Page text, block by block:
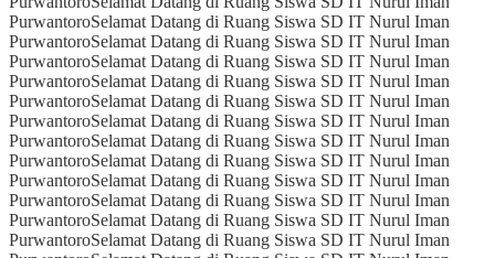
PurwantoroSelamat Datang di Ruang Siswa SD IT Nurul Iman
PurwantoroSelamat Datang di Ruang Siswa SD IT Nurul Iman
PurwantoroSelamat Datang di Ruang Siswa SD IT Nurul Iman
PurwantoroSelamat Datang di Ruang Siswa SD IT Nurul Iman
PurwantoroSelamat Datang di Ruang Siswa SD IT Nurul Iman
PurwantoroSelamat Datang di Ruang Siswa SD IT Nurul Iman
PurwantoroSelamat Datang di Ruang Siswa SD IT Nurul Iman
PurwantoroSelamat Datang di Ruang Siswa SD IT Nurul Iman
PurwantoroSelamat Datang di Ruang Siswa SD IT Nurul Iman
PurwantoroSelamat Datang di Ruang Siswa SD IT Nurul Iman
PurwantoroSelamat Datang di Ruang Siswa SD IT Nurul Iman
PurwantoroSelamat Datang di Ruang Siswa SD IT Nurul Iman